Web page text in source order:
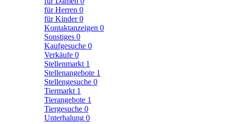
für Herren 0
für Kinder0
Kontaktanzeigen 0
Sonstiges 0
Kaufgesuche 0
Verkäufe 0
Stellenmarkt 1
Stellenangebote 1
Stellengesuche 0
Tiermarkt 1
Tierangebote 1
Tiergesuche 0
Unterhalung 0